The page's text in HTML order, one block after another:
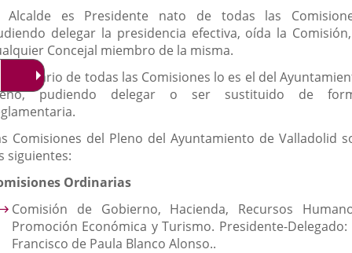
Alcalde es Presidente nato de todas las
delegar la presidencia efectiva, oída la
Concejal miembro de la misma.
Secretario de todas las Comisiones lo es el del
pudiendo delegar o ser sustituido de
Comisiones del Pleno del Ayuntamiento de Valladolid
siguientes:
Ordinarias
Comisión de Gobierno, Hacienda, Recursos
Promoción Económica y Turismo. Presidente-Delegado:
Francisco de Paula Blanco Alonso..